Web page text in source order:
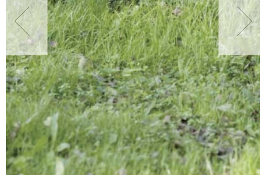
NATURALNIE
URODA
NATURALNA APTECZKA
DLA DOMU